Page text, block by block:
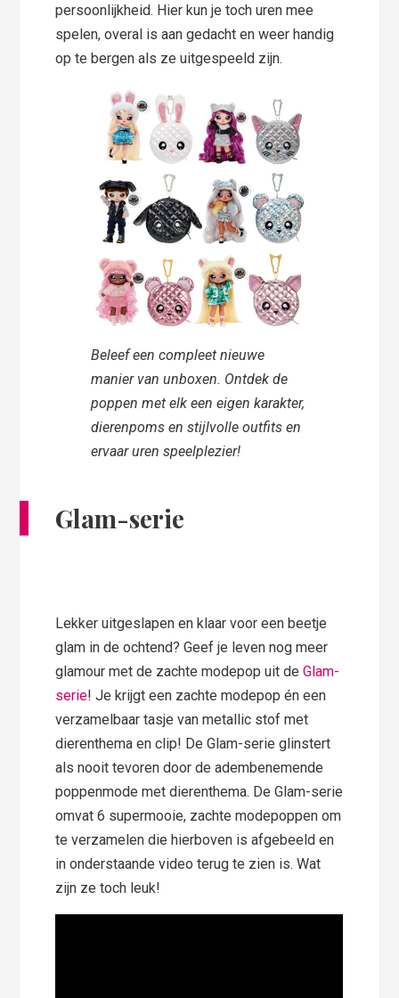
persoonlijkheid. Hier kun je toch uren mee
spelen, overal is aan gedacht en weer handig
op te bergen als ze uitgespeeld zijn.
Beleef een compleet nieuwe
manier van unboxen. Ontdek de
poppen met elk een eigen karakter,
dierenpoms en stijlvolle outfits en
ervaar uren speelplezier!
Glam-serie
Lekker uitgeslapen en klaar voor een beetje
glam in de ochtend? Geef je leven nog meer
glamour met de zachte modepop uit deGlam-
serie! Je krijgt een zachte modepop én een
verzamelbaar tasje van metallic stof met
dierenthema en clip! De Glam-serie glinstert
als nooit tevoren door de adembenemende
poppenmode met dierenthema. De Glam-serie
omvat 6 supermooie, zachte modepoppen om
te verzamelen die hierboven is afgebeeld en
in onderstaande video terug te zien is. Wat
zijn ze toch leuk!